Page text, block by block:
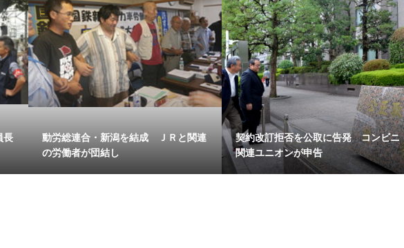
長
動労総連合・新潟を結成 ＪＲと関連
の労働者が団結し
契約改訂拒否を公取に告発 コンビニ
関連ユニオンが申告